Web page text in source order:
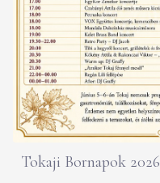
Tokaji Bornapok 2026